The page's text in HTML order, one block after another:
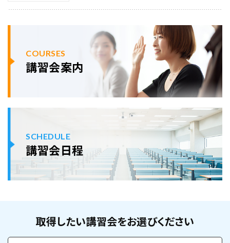
COURSES
講習会案内
SCHEDULE
講習会日程
取得したい講習会をお選びください